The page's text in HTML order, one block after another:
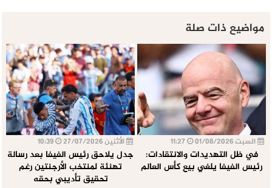
مواضيع ذات صلة
السبت 01/08/2026
في ظل التهديدات والانتقادات:
رئيس الفيفا يلغي بيع كأس العالم
الأثنين 27/07/2026
جدل يلاحق رئيس الفيفا بعد رسالة
تهنئة لمنتخب الأرجنتين رغم
تحقيق تأديبي بحقه